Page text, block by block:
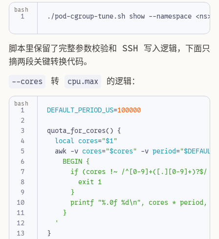
1
bash
脚本里保留了完整参数校验和 SSH 写入逻辑，下面只
摘两段关键转换代码。
--cores 转 cpu.max 的逻辑：
1
2
4
5
6
7
8
9
10
11
12
DEFAULT_PERIOD_US=100000
quota_for_cores() {
local cores="$1"
  awk -v
cores="$cores" -v period="
  '
}
bash